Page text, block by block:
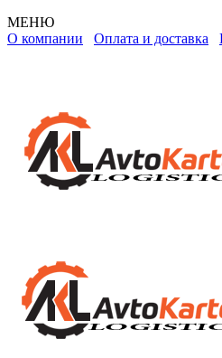
МЕНЮ
О компании Оплата и доставка